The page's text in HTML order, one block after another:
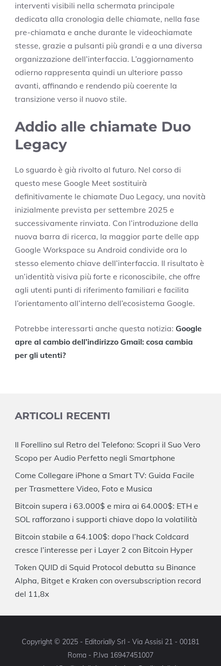
interventi visibili nella schermata principale
dedicata alla cronologia delle chiamate, nella fase
pre-chiamata e anche durante le videochiamate
stesse, grazie a pulsanti più grandi e a una diversa
organizzazione dell’interfaccia. L’aggiornamento
odierno rappresenta quindi un ulteriore passo
avanti, affinando e rendendo più coerente la
transizione verso il nuovo stile.
Addio alle chiamate Duo
Legacy
Lo sguardo è già rivolto al futuro. Nel corso di
questo mese Google Meet sostituirà
definitivamente le chiamate Duo Legacy, una novità
inizialmente prevista per settembre 2025 e
successivamente rinviata. Con l’introduzione della
nuova barra di ricerca, la maggior parte delle app
Google Workspace su Android condivide ora lo
stesso elemento chiave dell’interfaccia. Il risultato è
un’identità visiva più forte e riconoscibile, che offre
agli utenti punti di riferimento familiari e facilita
l’orientamento all’interno dell’ecosistema Google.
Potrebbe interessarti anche questa notizia: Google
apre al cambio dell’indirizzo Gmail: cosa cambia
per gli utenti?
ARTICOLI RECENTI
Il Forellino sul Retro del Telefono: Scopri il Suo Vero
Scopo per Audio Perfetto negli Smartphone
Come Collegare iPhone a Smart TV: Guida Facile
per Trasmettere Video, Foto e Musica
Bitcoin supera i 63.000$ e mira ai 64.000$: ETH e
SOL rafforzano i supporti chiave dopo la volatilità
Bitcoin stabile a 64.100$: dopo l’hack Coldcard
cresce l’interesse per i Layer 2 con Bitcoin Hyper
Token QUID di Squid Protocol debutta su Binance
Alpha, Bitget e Kraken con oversubscription record
del 11,8x
Copyright © 2025 - Editorially Srl - Via Assisi 21 - 00181
Roma - P.Iva 16947451007